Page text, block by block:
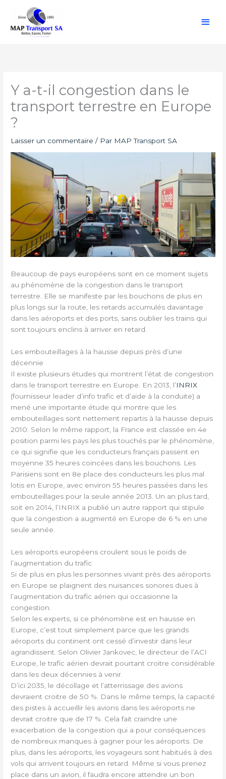
contenu
Y a-t-il congestion dans le
transport terrestre en Europe
?
Laisser un commentaire / Par MAP Transport SA
Beaucoup de pays européens sont en ce moment sujets
au phénomène de la congestion dans le transport
terrestre. Elle se manifeste par les bouchons de plus en
plus longs sur la route, les retards accumulés davantage
dans les aéroports et des ports, sans oublier les trains qui
sont toujours enclins à arriver en retard.
Les embouteillages à la hausse depuis près d’une
décennie
Il existe plusieurs études qui montrent l’état de congestion
dans le transport terrestre en Europe. En 2013, l’INRIX
(fournisseur leader d’info trafic et d’aide à la conduite) a
mené une importante étude qui montre que les
embouteillages sont nettement repartis à la hausse depuis
2010. Selon le même rapport, la France est classée en 4e
position parmi les pays les plus touchés par le phénomène,
ce qui signifie que les conducteurs français passent en
moyenne 35 heures coincées dans les bouchons. Les
Parisiens sont en 8e place des conducteurs les plus mal
lotis en Europe, avec environ 55 heures passées dans les
embouteillages pour la seule année 2013. Un an plus tard,
soit en 2014, l’INRIX a publié un autre rapport qui stipule
que la congestion a augmenté en Europe de 6 % en une
seule année.
Les aéroports européens croulent sous le poids de
l’augmentation du trafic
Si de plus en plus les personnes vivant près des aéroports
en Europe se plaignent des nuisances sonores dues à
l’augmentation du trafic aérien qui occasionne la
congestion.
Selon les experts, si ce phénomène est en hausse en
Europe, c’est tout simplement parce que les grands
aéroports du continent ont cessé d’investir dans leur
agrandissent. Selon Olivier Jankovec, le directeur de l’ACI
Europe, le trafic aérien devrait pourtant croitre considérable
dans les deux décennies à venir.
D’ici 2035, le décollage et l’atterrissage des avions
devraient croitre de 50 %. Dans le même temps, la capacité
des pistes à accueillir les avions dans les aéroports ne
devrait croitre que de 17 %. Cela fait craindre une
exacerbation de la congestion qui a pour conséquences
de nombreux manques à gagner pour les aéroports. De
plus, dans les aéroports, les voyageurs sont habitués à des
vols qui arrivent toujours en retard. Même si vous prenez
place dans un avion, il faudra encore attendre un bon